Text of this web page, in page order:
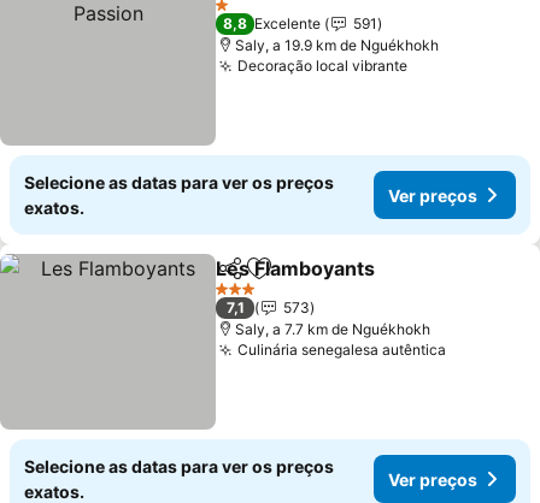
1 Estrelas
8,8 Excelente
591
Saly, a 19.9 km de Nguékhokh
Decoração local vibrante
Selecione as datas para ver os preços
exatos.
Ver preços
PartilharAdicionar aos favoritos
Les Flamboyants
3 Estrelas
7,1
573
Saly, a 7.7 km de Nguékhokh
Culinária senegalesa autêntica
Selecione as datas para ver os preços
exatos.
Ver preços